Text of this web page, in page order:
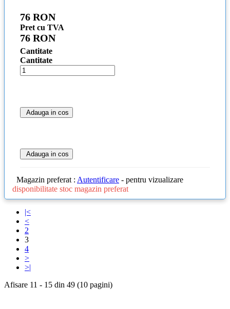
76 RON
Pret cu TVA
76 RON
Cantitate
Cantitate
Adauga in cos
Adauga in cos
Magazin preferat : Autentificare - pentru vizualizare
disponibilitate stoc magazin preferat
|<
<
2
3
4
>
>|
Afisare 11 - 15 din 49 (10 pagini)